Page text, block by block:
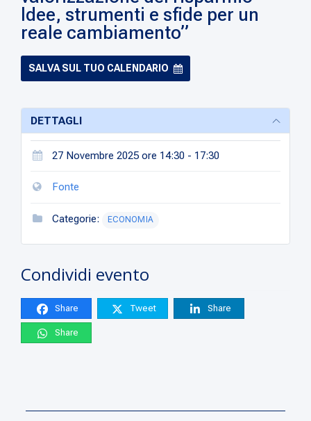
Idee, strumenti e sfide per un
reale cambiamento”
SALVA SUL TUO CALENDARIO
DETTAGLI
27 Novembre 2025 ore 14:30 - 17:30
Fonte
Categorie: ECONOMIA
Condividi evento
Share Tweet Share
Share